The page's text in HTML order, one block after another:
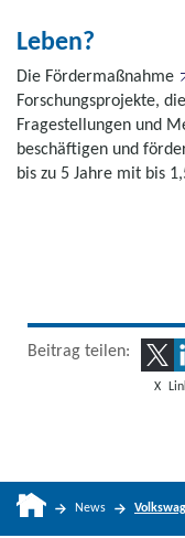
Leben?
Die Fördermaßnahme
Forschungsprojekte,
Fragestellungen und
beschäftigen und
bis zu 5 Jahre mit bis
Beitrag teilen:
X
News